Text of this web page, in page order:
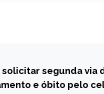
segunda via
e óbito pelo